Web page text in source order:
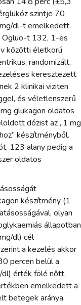
szintje 70
dl-t emelkedett.
Ogluo-t 132, 1-es
közötti életkorú
randomizált,
keresztezett
2 klinikai viziten
és véletlenszerű
glükagon oldatos
dózist az „1 mg
készítményből.
123 alany pedig a
oldatos
készítmény (1
olyan
állapotban
dl) cél
a kezelés akkor
percen belül a
érték fölé nőtt,
emelkedett a
betegek aránya